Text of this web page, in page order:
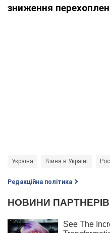
зниження
Україна Війна в Україні
Редакційна політика